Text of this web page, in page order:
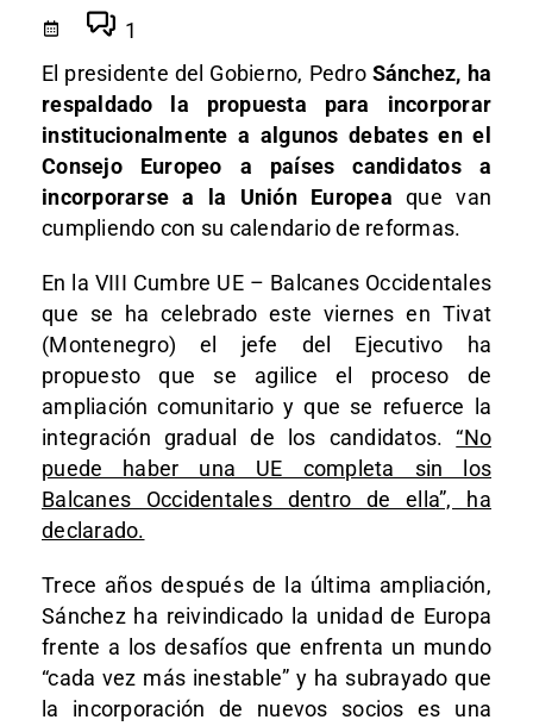
1
El presidente del Gobierno, Pedro Sánchez, ha
respaldado la propuesta para incorporar
institucionalmente a algunos debates en el
Consejo Europeo a países candidatos a
incorporarse a la Unión Europea que van
cumpliendo con su calendario de reformas.
En la VIII Cumbre UE – Balcanes Occidentales
que se ha celebrado este viernes en Tivat
(Montenegro) el jefe del Ejecutivo ha
propuesto que se agilice el proceso de
ampliación comunitario y que se refuerce la
integración gradual de los candidatos. “No
puede haber una UE completa sin los
Balcanes Occidentales dentro de ella”, ha
declarado.
Trece años después de la última ampliación,
Sánchez ha reivindicado la unidad de Europa
frente a los desafíos que enfrenta un mundo
“cada vez más inestable” y ha subrayado que
la incorporación de nuevos socios es una